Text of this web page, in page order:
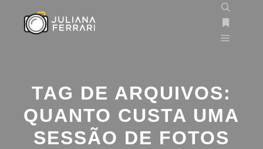
TAG DE ARQUIVOS:
QUANTO CUSTA UMA
SESSÃO DE FOTOS